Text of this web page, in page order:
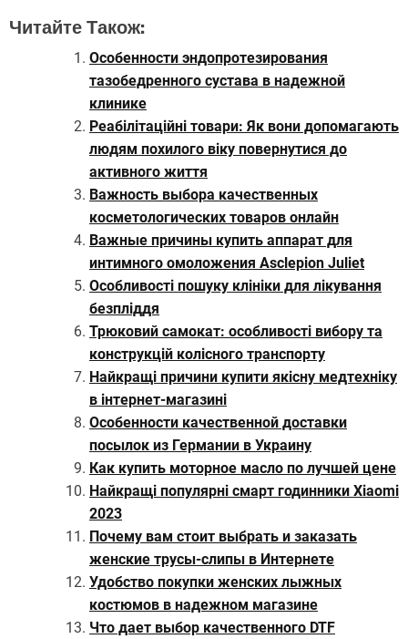
Читайте Також:
Особенности эндопротезирования
тазобедренного сустава в надежной
клинике
Реабілітаційні товари: Як вони допомагають
людям похилого віку повернутися до
активного життя
Важность выбора качественных
косметологических товаров онлайн
Важные причины купить аппарат для
интимного омоложения Asclepion Juliet
Особливості пошуку клініки для лікування
безпліддя
Трюковий самокат: особливості вибору та
конструкцій колісного транспорту
Найкращі причини купити якісну медтехніку
в інтернет-магазині
Особенности качественной доставки
посылок из Германии в Украину
Как купить моторное масло по лучшей цене
Найкращі популярні смарт годинники Xiaomi
2023
Почему вам стоит выбрать и заказать
женские трусы-слипы в Интернете
Удобство покупки женских лыжных
костюмов в надежном магазине
Что дает выбор качественного DTF